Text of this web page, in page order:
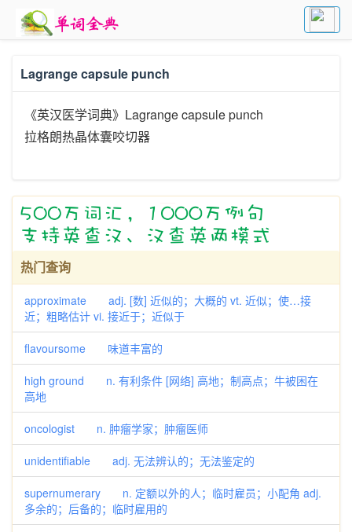
Lagrange capsule punch
《英汉医学词典》Lagrange capsule punch
拉格朗热晶体囊咬切器
热门查询
approximate adj. [数] 近似的；大概的 vt. 近似；使…接
近；粗略估计 vi. 接近于；近似于
flavoursome 味道丰富的
high ground n. 有利条件 [网络] 高地；制高点；牛被困在
高地
oncologist n. 肿瘤学家；肿瘤医师
unidentifiable adj. 无法辨认的；无法鉴定的
supernumerary n. 定额以外的人；临时雇员；小配角 adj.
多余的；后备的；临时雇用的